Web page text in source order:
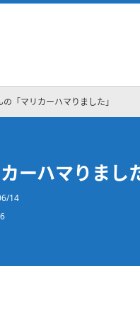
「マリカーハマりました」
ーハマりまし
14